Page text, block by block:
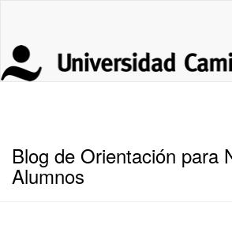
Blog de Orientación para
Alumnos